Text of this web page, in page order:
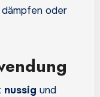
oder
nussig und